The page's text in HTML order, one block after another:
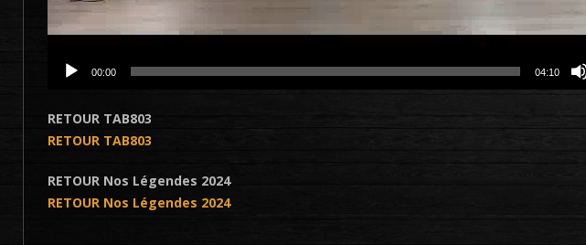
00:00 04:10
RETOUR TAB803
RETOUR TAB803
RETOUR Nos Légendes 2024
RETOUR Nos Légendes 2024